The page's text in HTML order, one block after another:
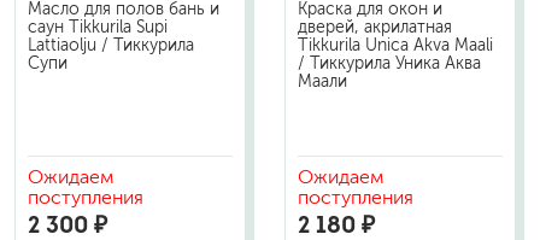
Масло для полов бань и
саун Tikkurila Supi
Lattiaolju / Тиккурила
Супи
Ожидаем
поступления
2 300 ₽
Краска для окон и
дверей, акрилатная
Tikkurila Unica Akva Maali
/ Тиккурила Уника Аква
Маали
Ожидаем
поступления
2 180 ₽